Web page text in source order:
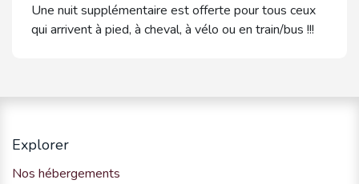
Une nuit supplémentaire est offerte pour tous ceux
qui arrivent à pied, à cheval, à vélo ou en train/bus !!!
Explorer
Nos hébergements